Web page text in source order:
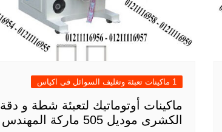
1 ماكينات تعبئة وتغليف السوائل فى اكياس
ماكينات أوتوماتيك لتعبئة شطة و دقة
الكشرى موديل 505 ماركة المهندس